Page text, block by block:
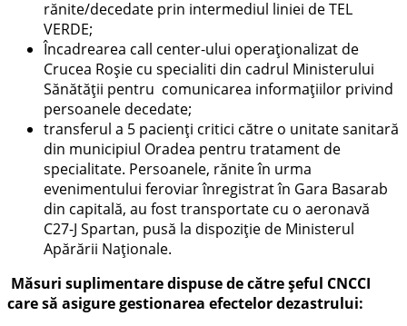
rănite/decedate prin intermediul liniei de TEL
VERDE;
Încadrearea call center-ului operaționalizat de
Crucea Roșie cu specialiti din cadrul Ministerului
Sănătății pentru comunicarea informațiilor privind
persoanele decedate;
transferul a 5 pacienţi critici către o unitate sanitară
din municipiul Oradea pentru tratament de
specialitate. Persoanele, rănite în urma
evenimentului feroviar înregistrat în Gara Basarab
din capitală, au fost transportate cu o aeronavă
C27-J Spartan, pusă la dispoziție de Ministerul
Apărării Naționale.
Măsuri suplimentare dispuse de către șeful CNCCI
care să asigure gestionarea efectelor dezastrului: